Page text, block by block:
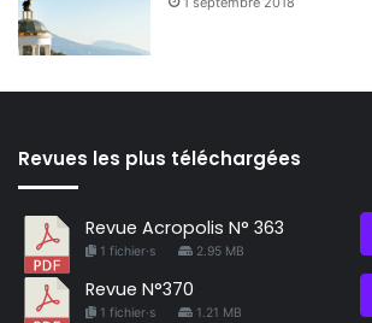
Revues les plus téléchargées
Revue Acropolis N° 363
1 fichier·s 2.95 MB
Revue N°370
1 fichier·s 1.21 MB